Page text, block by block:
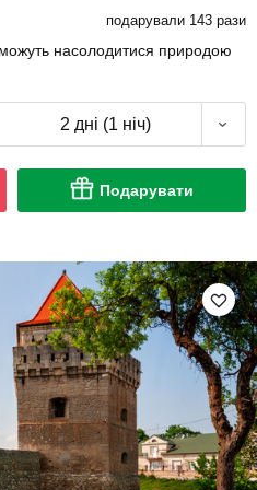
подарували 143 рази
насолодитися природою
2 дні (1 ніч)
Подарувати